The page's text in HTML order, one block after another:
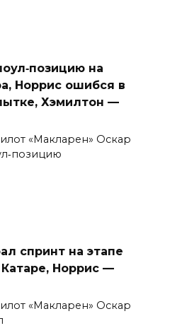
на
Норрис ошибся в
Хэмилтон —
«Макларен» Оскар
спринт на этапе
Норрис —
«Макларен» Оскар